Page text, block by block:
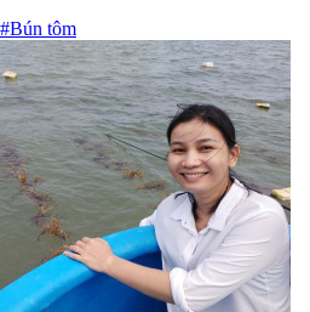
#Bún tôm